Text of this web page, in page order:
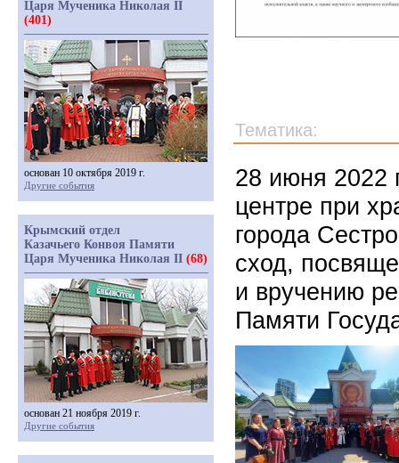
Тематика:
28 июня 2022
центре при
города
сход,
и вручению
Памяти
Царя Мученика Николая II
(401)
основан 10 октября 2019 г.
Другие события
Крымский отдел
Казачьего Конвоя Памяти
Царя Мученика Николая II (68)
основан 21 ноября 2019 г.
Другие события